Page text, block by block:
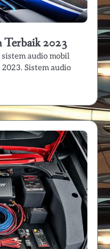
2023
audio mobil
Sistem audio